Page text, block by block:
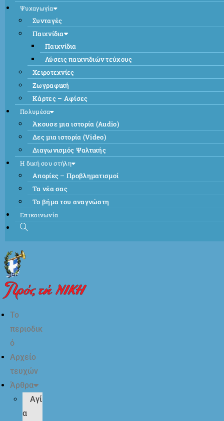
Ψυχαγωγία
Συνταγές
Παιχνίδια
Παιχνίδια
Λύσεις παιχνιδιών τεύχους
Χειροτεχνίες
Ζωγραφική
Κάρτες – Αφίσες
Πολυμέσα
Άκουσε μια ιστορία (Audio)
Δες μια ιστορία (Video)
Διαγωνισμός Ψαλτικής
Η δική σου στήλη
Απορίες – Προβληματισμοί
Τα νέα σας
Το βήμα του αναγνώστη
Επικοινωνία
Το
περιοδικ
ό
Αρχείο
τευχών
Άρθρα
Αγί
α